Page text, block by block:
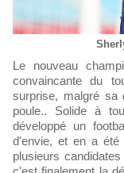
Le nouveau champion, le Mexique, a été l'équipe la plus
convaincante du
surprise, malgré sa
poule.. Solide à
développé un
d'envie, et en a été
plusieurs